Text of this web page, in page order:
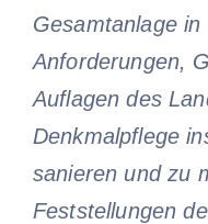
Gesamtanlage
Anforderungen,
Auflagen des
Denkmalpflege
sanieren und zu
Feststellungen